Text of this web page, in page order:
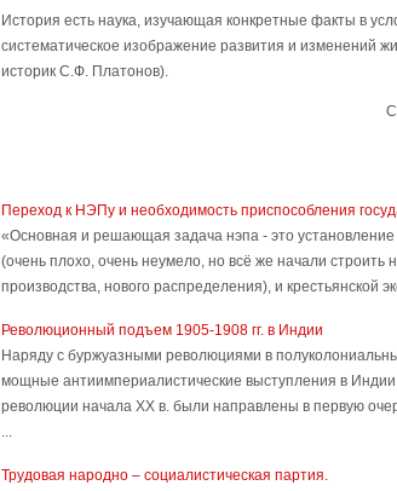
История есть наука, изучающая конкретные факты в
систематическое изображение развития и изменений
историк С.Ф. Платонов).
Переход к НЭПу и необходимость приспособления
«Основная и решающая задача нэпа - это
(очень плохо, очень неумело, но всё же начали строить
производства, нового распределения), и крестьянской
Революционный подъем 1905-1908 гг. в Индии
Наряду с буржуазными революциями в
мощные антиимпериалистические выступления в
революции начала XX в. были направлены в первую
...
Трудовая народно – социалистическая партия.